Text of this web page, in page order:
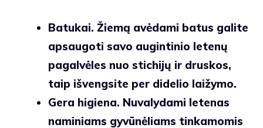
Batukai. Žiemą avėdami batus galite
apsaugoti savo augintinio letenų
pagalvėles nuo stichijų ir druskos,
taip išvengsite per didelio laižymo.
Gera higiena. Nuvalydami letenas
naminiams gyvūnėliams tinkamomis